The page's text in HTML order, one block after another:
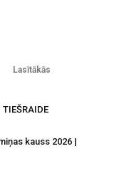
Lasītākās
kauss 2026 |